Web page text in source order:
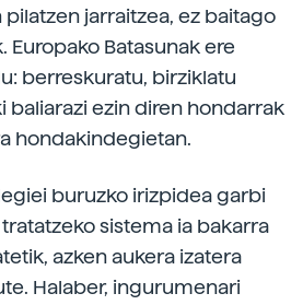
jarraitzea, ez baitago
Europako Batasunak ere
berreskuratu, birziklatu
baliarazi ezin diren hondarrak
hondakindegietan.
buruzko irizpidea garbi
sistema ia bakarra
azken aukera izatera
Halaber, ingurumenari